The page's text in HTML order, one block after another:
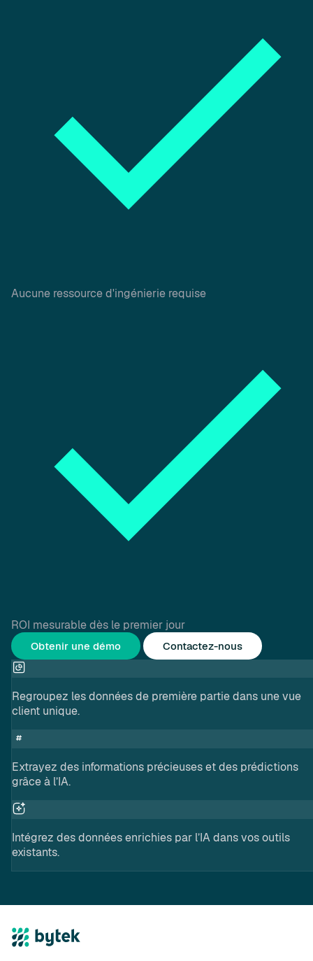
Aucune ressource d'ingénierie requise
ROI mesurable dès le premier jour
Obtenir une démo Contactez-nous
Regroupez les données de première partie dans une vue
client unique.
Extrayez des informations précieuses et des prédictions
grâce à l’IA.
Intégrez des données enrichies par l’IA dans vos outils
existants.